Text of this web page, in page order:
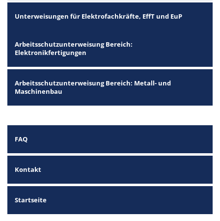
Unterweisungen für Elektrofachkräfte, EffT und EuP
Arbeitsschutzunterweisung Bereich:
Elektronikfertigungen
Arbeitsschutzunterweisung Bereich: Metall- und
Maschinenbau
FAQ
Kontakt
Startseite